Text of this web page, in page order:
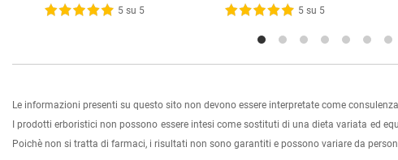
5 su 5 5 su 5
Le informazioni presenti su questo sito non devono essere interpretate come
I prodotti erboristici non possono essere intesi come sostituti di una dieta variata ed
Poichè non si tratta di farmaci, i risultati non sono garantiti e possono variare da